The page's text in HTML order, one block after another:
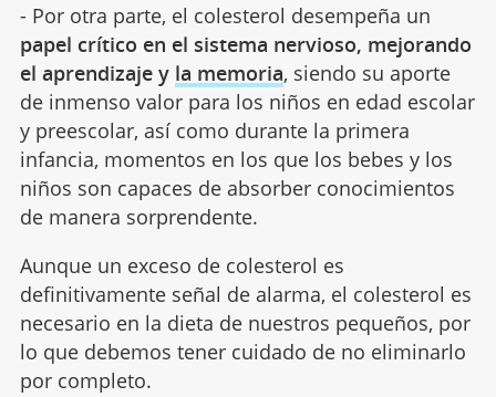
- Por otra parte, el colesterol desempeña un
papel crítico en el sistema nervioso, mejorando
el aprendizaje y la memoria, siendo su aporte
de inmenso valor para los niños en edad escolar
y preescolar, así como durante la primera
infancia, momentos en los que los bebes y los
niños son capaces de absorber conocimientos
de manera sorprendente.
Aunque un exceso de colesterol es
definitivamente señal de alarma, el colesterol es
necesario en la dieta de nuestros pequeños, por
lo que debemos tener cuidado de no eliminarlo
por completo.